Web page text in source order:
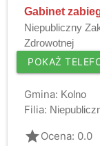
Gabinet
Niepubliczny
Zdrowotnej
POKAŻ
Gmina: Kolno
Filia:
gradeOcena: 0.0